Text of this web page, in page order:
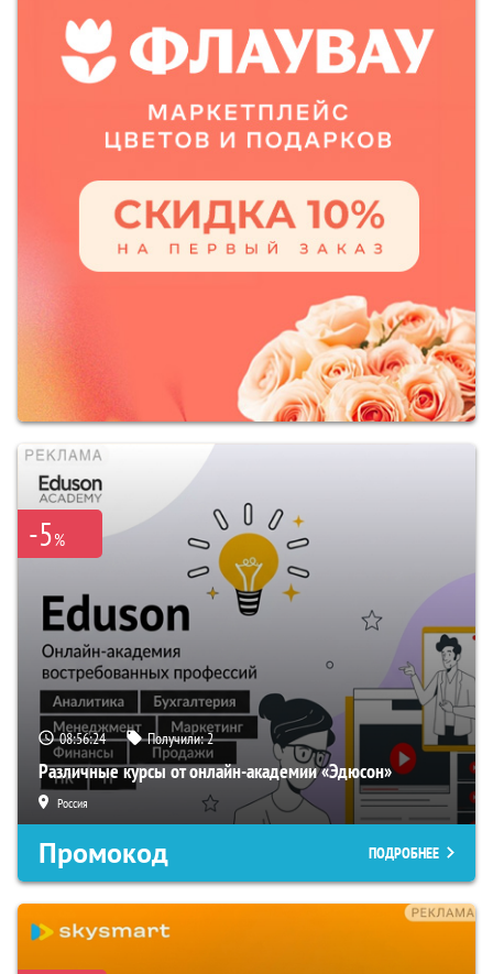
-5%
08:56:23 Получили:2
Различные курсы от онлайн-академии «Эдюсон»
Россия
Промокод ПОДРОБНЕЕ